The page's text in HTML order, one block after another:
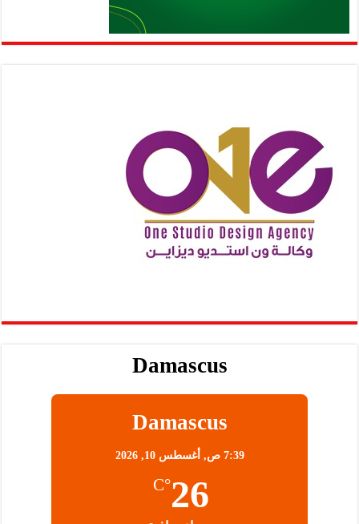
Damascus
Damascus
7:39 ص, أغسطس 10, 2026
26
°C